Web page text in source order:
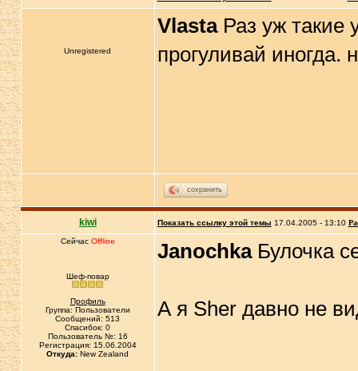
Unregistered
VlastaРаз уж такие
прогуливай иногда.
сохранить
kiwi Показать ссылку этой темы 17.04.2005 - 13:10
Сейчас Offline
Шеф-повар
Профиль
Группа: Пользователи
Сообщений: 513
Спасибок: 0
Пользователь №: 16
Регистрация: 15.06.2004
Откуда: New Zealand
JanochkaБулочка
А я Sher давно не